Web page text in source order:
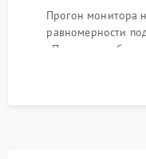
Прогон монитора
равномерности
Проверка
DisplayPort, VGA) и